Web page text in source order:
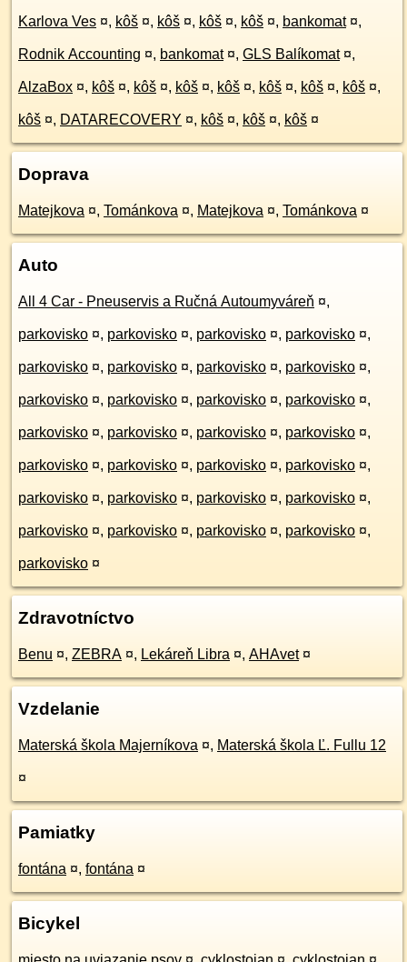
Karlova Ves ¤, kôš ¤, kôš ¤, kôš ¤, kôš ¤, bankomat ¤,
Rodnik Accounting ¤, bankomat ¤, GLS Balíkomat ¤,
AlzaBox ¤, kôš ¤, kôš ¤, kôš ¤, kôš ¤, kôš ¤, kôš ¤, kôš ¤,
kôš ¤, DATARECOVERY ¤, kôš ¤, kôš ¤, kôš ¤
Doprava
Matejkova ¤, Tománkova ¤, Matejkova ¤, Tománkova ¤
Auto
All 4 Car - Pneuservis a Ručná Autoumyváreň ¤,
parkovisko ¤, parkovisko ¤, parkovisko ¤, parkovisko ¤,
parkovisko ¤, parkovisko ¤, parkovisko ¤, parkovisko ¤,
parkovisko ¤, parkovisko ¤, parkovisko ¤, parkovisko ¤,
parkovisko ¤, parkovisko ¤, parkovisko ¤, parkovisko ¤,
parkovisko ¤, parkovisko ¤, parkovisko ¤, parkovisko ¤,
parkovisko ¤, parkovisko ¤, parkovisko ¤, parkovisko ¤,
parkovisko ¤, parkovisko ¤, parkovisko ¤, parkovisko ¤,
parkovisko ¤
Zdravotníctvo
Benu ¤, ZEBRA ¤, Lekáreň Libra ¤, AHAvet ¤
Vzdelanie
Materská škola Majerníkova ¤, Materská škola Ľ. Fullu 12
¤
Pamiatky
fontána ¤, fontána ¤
Bicykel